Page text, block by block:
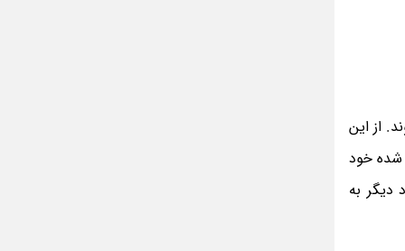
از این
شده خود
دیگر به